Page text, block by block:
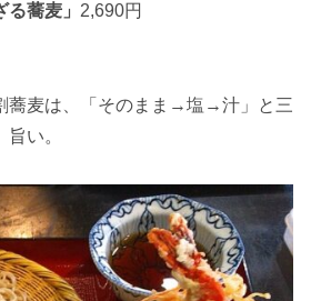
る蕎麦」 2,690円
蕎麦は、「そのまま→塩→汁」と三
い。